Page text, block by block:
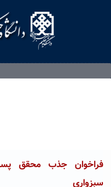
فراخوان جذب محقق
سبزواری